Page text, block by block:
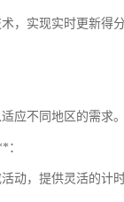
，实现实时更新得分
应不同地区的需求。
：
动，提供灵活的计时